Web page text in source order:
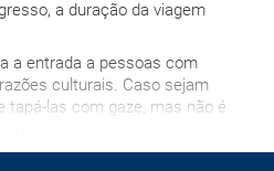
a duração da viagem
a entrada a pessoas com
culturais. Caso sejam
tapá-las com gaze, mas não é